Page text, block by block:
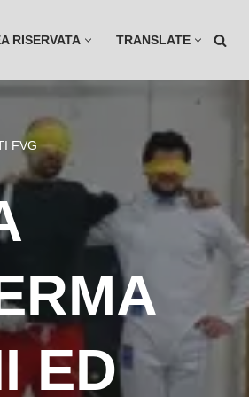
RISERVATA TRANSLATE
FVG
ED